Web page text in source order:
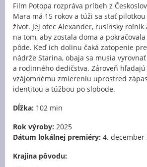
Film Potopa rozpráva príbeh z
Mara má 15 rokov a túži sa stať
život. Jej otec Alexander, rusínsky roľník
na tom, aby zostala doma a
pôde. Keď ich dolinu čaká zatopenie
nádrže Starina, obaja sa musia
a rodinného dedičstva. Zároveň hľadajú
vzájomnému zmiereniu uprostred
identitou a túžbou po slobode.
Dĺžka: 102 min
Rok výroby: 2025
Dátum lokálnej premiéry: 4. december
Krajina pôvodu: